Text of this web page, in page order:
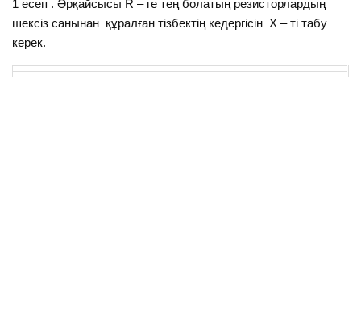
1 есеп . Әрқайсысы R – ге тең болатың резисторлардың
шексіз санынан құралған тізбектің кедергісін X – ті табу
керек.